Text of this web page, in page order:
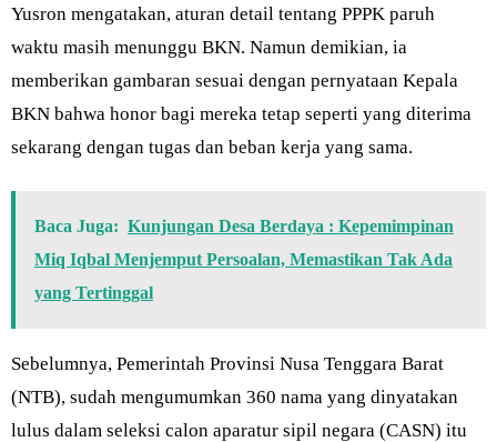
Yusron mengatakan, aturan detail tentang PPPK paruh
waktu masih menunggu BKN. Namun demikian, ia
memberikan gambaran sesuai dengan pernyataan Kepala
BKN bahwa honor bagi mereka tetap seperti yang diterima
sekarang dengan tugas dan beban kerja yang sama.
Baca Juga: Kunjungan Desa Berdaya : Kepemimpinan
Miq Iqbal Menjemput Persoalan, Memastikan Tak Ada
yang Tertinggal
Sebelumnya, Pemerintah Provinsi Nusa Tenggara Barat
(NTB), sudah mengumumkan 360 nama yang dinyatakan
lulus dalam seleksi calon aparatur sipil negara (CASN) itu